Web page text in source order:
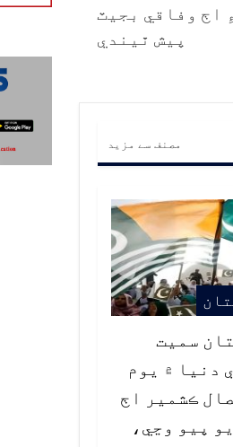
اڄ وفاقي بجيٽ
پيش ٿيندي
مصنف سے مزید
سميت
دنيا ۾ يوم
ڪشمير اڄ
پيو وڃي،